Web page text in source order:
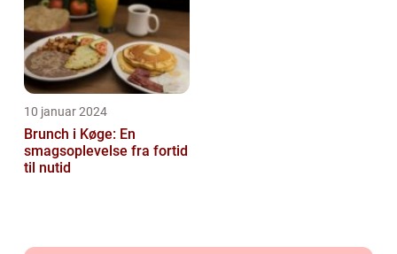
10 januar 2024
Brunch i Køge: En
smagsoplevelse fra fortid
til nutid